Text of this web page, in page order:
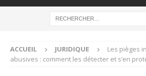
ACCUEIL JURIDIQUE
Les pièges
abusives : comment les détecter et s’en